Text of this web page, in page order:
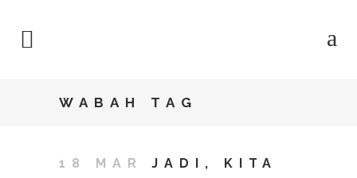
WABAH TAG
18 MAR
JADI, KITA